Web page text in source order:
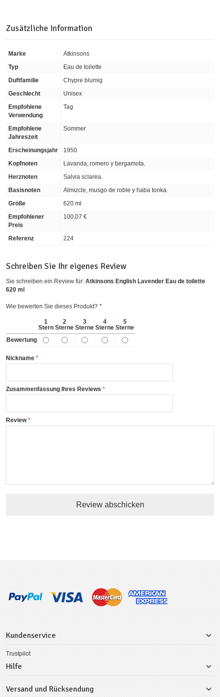
Zusätzliche Information
Marke
Atkinsons
Typ
Eau de toilette
Duftfamilie
Chypre blumig
Geschlecht
Unisex
Empfohlene
Verwendung
Tag
Empfohlene
Jahreszeit
Sommer
Erscheinungsjahr
1950
Kopfnoten
Lavanda, romero y bergamota.
Herznoten
Salvia sclarea.
Basisnoten
Almizcle, musgo de roble y haba tonka.
Größe
620 ml
Empfohlener
Preis
100,07 €
Referenz 224
Schreiben Sie Ihr eigenes Review
Sie schreiben ein Review für: Atkinsons English Lavender Eau de toilette
620 ml
Wie bewerten Sie dieses Produkt? *
1
Stern
2
Sterne
3
Sterne
4
Sterne
5
Sterne
Bewertung
Nickname
Zusammenfassung Ihres Reviews
Review
Review abschicken
Kundenservice
Trustpilot
Hilfe
Versand und Rücksendung